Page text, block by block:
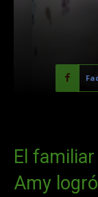
El
Amy